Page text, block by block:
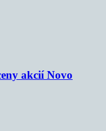
akcií Novo